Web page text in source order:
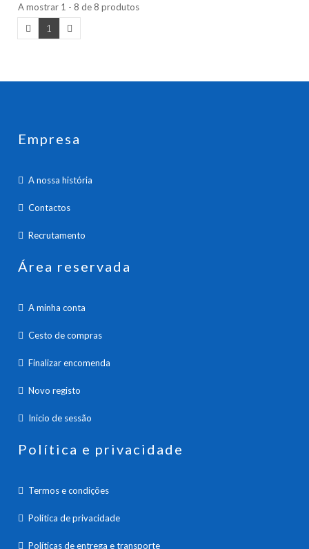
A mostrar 1 - 8 de 8 produtos
1
Empresa
A nossa história
Contactos
Recrutamento
Área reservada
A minha conta
Cesto de compras
Finalizar encomenda
Novo registo
Inicio de sessão
Política e privacidade
Termos e condições
Política de privacidade
Políticas de entrega e transporte